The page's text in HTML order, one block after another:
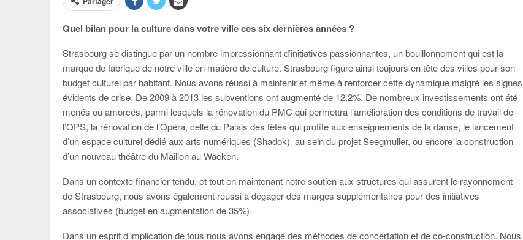
Quel bilan pour la culture dans votre ville ces six dernières années ?
Strasbourg se distingue par un nombre impressionnant d’initiatives passionnantes, un bouillonnement qui est la
marque de fabrique de notre ville en matière de culture. Strasbourg figure ainsi toujours en tête des villes pour son
budget culturel par habitant. Nous avons réussi à maintenir et même à renforcer cette dynamique malgré les signes
évidents de crise. De 2009 à 2013 les subventions ont augmenté de 12.2%. De nombreux investissements ont été
menés ou amorcés, parmi lesquels la rénovation du PMC qui permettra l’amélioration des conditions de travail de
l’OPS, la rénovation de l’Opéra, celle du Palais des fêtes qui profite aux enseignements de la danse, le lancement
d’un espace culturel dédié aux arts numériques (Shadok) au sein du projet Seegmuller, ou encore la construction
d’un nouveau théâtre du Maillon au Wacken.
Dans un contexte financier tendu, et tout en maintenant notre soutien aux structures qui assurent le rayonnement
de Strasbourg, nous avons également réussi à dégager des marges supplémentaires pour des initiatives
associatives (budget en augmentation de 35%).
Dans un esprit d’implication de tous nous avons engagé des méthodes de concertation et de co-construction. Nous